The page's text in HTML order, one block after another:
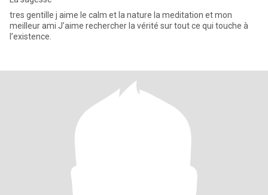
tres gentille j aime le calm et la nature la meditation et mon
meilleur ami J’aime rechercher la vérité sur tout ce qui touche à
l’existence.